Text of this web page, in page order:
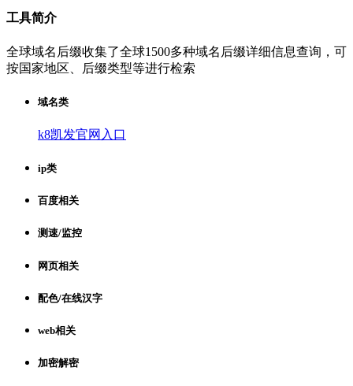
工具简介
全球域名后缀收集了全球1500多种域名后缀详细信息查询，可
按国家地区、后缀类型等进行检索
域名类
k8凯发官网入口
ip类
百度相关
测速/监控
网页相关
配色/在线汉字
web相关
加密解密